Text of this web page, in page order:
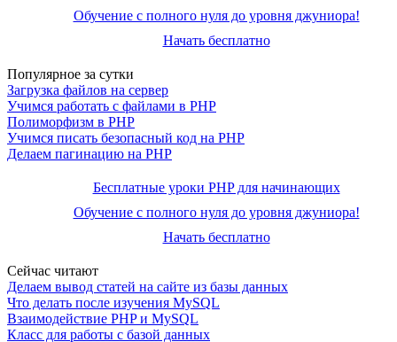
Обучение с полного нуля до уровня джуниора!
Начать бесплатно
Популярное за сутки
Загрузка файлов на сервер
Учимся работать с файлами в PHP
Полиморфизм в PHP
Учимся писать безопасный код на PHP
Делаем пагинацию на PHP
Бесплатные уроки PHP для начинающих
Обучение с полного нуля до уровня джуниора!
Начать бесплатно
Сейчас читают
Делаем вывод статей на сайте из базы данных
Что делать после изучения MySQL
Взаимодействие PHP и MySQL
Класс для работы с базой данных